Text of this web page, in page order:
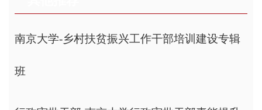
南京大学-乡村扶贫振兴工作干部培训建设专辑
班